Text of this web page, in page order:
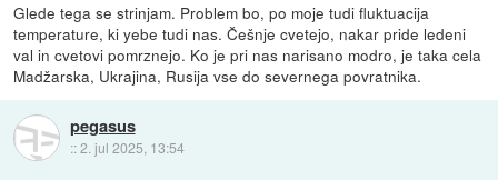
Glede tega se strinjam. Problem bo, po moje tudi fluktuacija
temperature, ki yebe tudi nas. Češnje cvetejo, nakar pride ledeni
val in cvetovi pomrznejo. Ko je pri nas narisano modro, je taka cela
Madžarska, Ukrajina, Rusija vse do severnega povratnika.
pegasus
::2. jul 2025, 13:54